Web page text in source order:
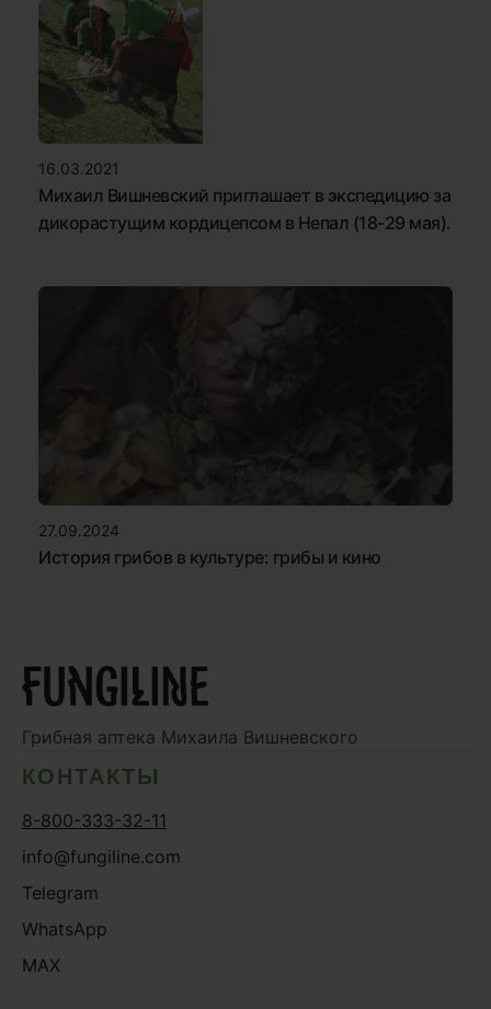
16.03.2021
Михаил Вишневский приглашает в экспедицию за
дикорастущим кордицепсом в Непал (18-29 мая).
27.09.2024
История грибов в культуре: грибы и кино
Грибная аптека Михаила Вишневского
КОНТАКТЫ
8-800-333-32-11
info@fungiline.com
Telegram
WhatsApp
MAX